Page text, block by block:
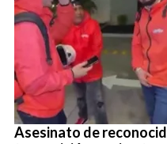
Asesinato de